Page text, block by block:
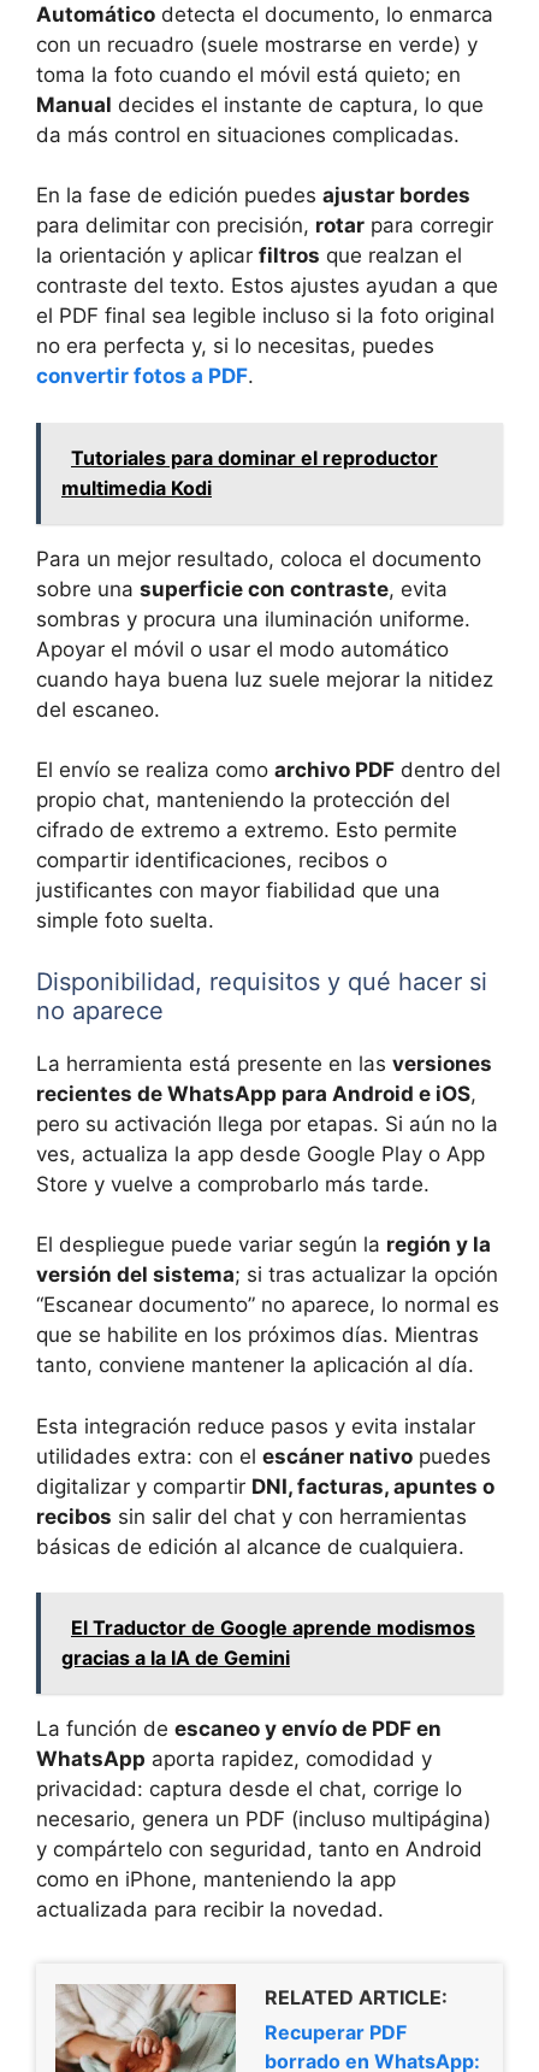
Automático detecta el documento, lo enmarca
con un recuadro (suele mostrarse en verde) y
toma la foto cuando el móvil está quieto; en
Manual decides el instante de captura, lo que
da más control en situaciones complicadas.
En la fase de edición puedes ajustar bordes
para delimitar con precisión, rotar para corregir
la orientación y aplicar filtros que realzan el
contraste del texto. Estos ajustes ayudan a que
el PDF final sea legible incluso si la foto original
no era perfecta y, si lo necesitas, puedes
convertir fotos a PDF.
Tutoriales para dominar el reproductor
multimedia Kodi
Para un mejor resultado, coloca el documento
sobre una superficie con contraste, evita
sombras y procura una iluminación uniforme.
Apoyar el móvil o usar el modo automático
cuando haya buena luz suele mejorar la nitidez
del escaneo.
El envío se realiza como archivo PDF dentro del
propio chat, manteniendo la protección del
cifrado de extremo a extremo. Esto permite
compartir identificaciones, recibos o
justificantes con mayor fiabilidad que una
simple foto suelta.
Disponibilidad, requisitos y qué hacer si
no aparece
La herramienta está presente en las versiones
recientes de WhatsApp para Android e iOS,
pero su activación llega por etapas. Si aún no la
ves, actualiza la app desde Google Play o App
Store y vuelve a comprobarlo más tarde.
El despliegue puede variar según la región y la
versión del sistema; si tras actualizar la opción
“Escanear documento” no aparece, lo normal es
que se habilite en los próximos días. Mientras
tanto, conviene mantener la aplicación al día.
Esta integración reduce pasos y evita instalar
utilidades extra: con el escáner nativo puedes
digitalizar y compartir DNI, facturas, apuntes o
recibos sin salir del chat y con herramientas
básicas de edición al alcance de cualquiera.
El Traductor de Google aprende modismos
gracias a la IA de Gemini
La función de escaneo y envío de PDF en
WhatsApp aporta rapidez, comodidad y
privacidad: captura desde el chat, corrige lo
necesario, genera un PDF (incluso multipágina)
y compártelo con seguridad, tanto en Android
como en iPhone, manteniendo la app
actualizada para recibir la novedad.
RELATED ARTICLE:
Recuperar PDF
borrado en WhatsApp: